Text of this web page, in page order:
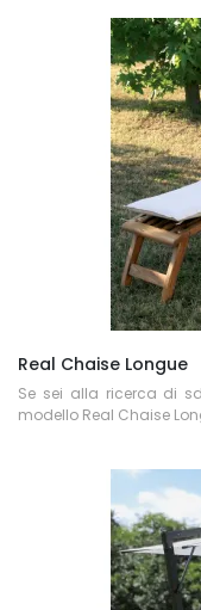
Real Chaise Longue
Se sei alla ricerca di
modello Real Chaise